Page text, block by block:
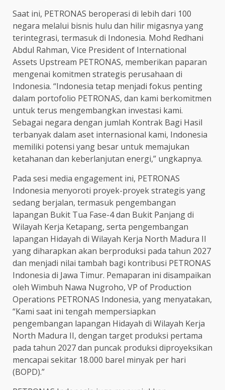
Saat ini, PETRONAS beroperasi di lebih dari 100
negara melalui bisnis hulu dan hilir migasnya yang
terintegrasi, termasuk di Indonesia. Mohd Redhani
Abdul Rahman, Vice President of International
Assets Upstream PETRONAS, memberikan paparan
mengenai komitmen strategis perusahaan di
Indonesia. “Indonesia tetap menjadi fokus penting
dalam portofolio PETRONAS, dan kami berkomitmen
untuk terus mengembangkan investasi kami.
Sebagai negara dengan jumlah Kontrak Bagi Hasil
terbanyak dalam aset internasional kami, Indonesia
memiliki potensi yang besar untuk memajukan
ketahanan dan keberlanjutan energi,” ungkapnya.
Pada sesi media engagement ini, PETRONAS
Indonesia menyoroti proyek-proyek strategis yang
sedang berjalan, termasuk pengembangan
lapangan Bukit Tua Fase-4 dan Bukit Panjang di
Wilayah Kerja Ketapang, serta pengembangan
lapangan Hidayah di Wilayah Kerja North Madura II
yang diharapkan akan berproduksi pada tahun 2027
dan menjadi nilai tambah bagi kontribusi PETRONAS
Indonesia di Jawa Timur. Pemaparan ini disampaikan
oleh Wimbuh Nawa Nugroho, VP of Production
Operations PETRONAS Indonesia, yang menyatakan,
“Kami saat ini tengah mempersiapkan
pengembangan lapangan Hidayah di Wilayah Kerja
North Madura II, dengan target produksi pertama
pada tahun 2027 dan puncak produksi diproyeksikan
mencapai sekitar 18.000 barel minyak per hari
(BOPD).”